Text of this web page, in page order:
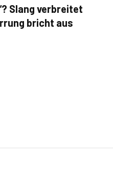
Slang verbreitet
bricht aus